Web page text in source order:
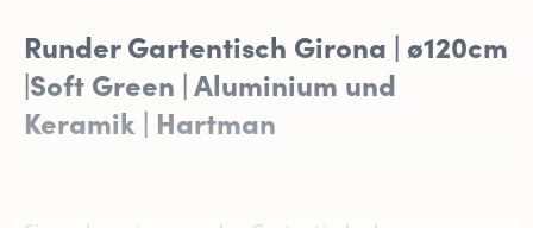
Runder Gartentisch Girona | ø120cm
|Soft Green | Aluminium und
Keramik | Hartman